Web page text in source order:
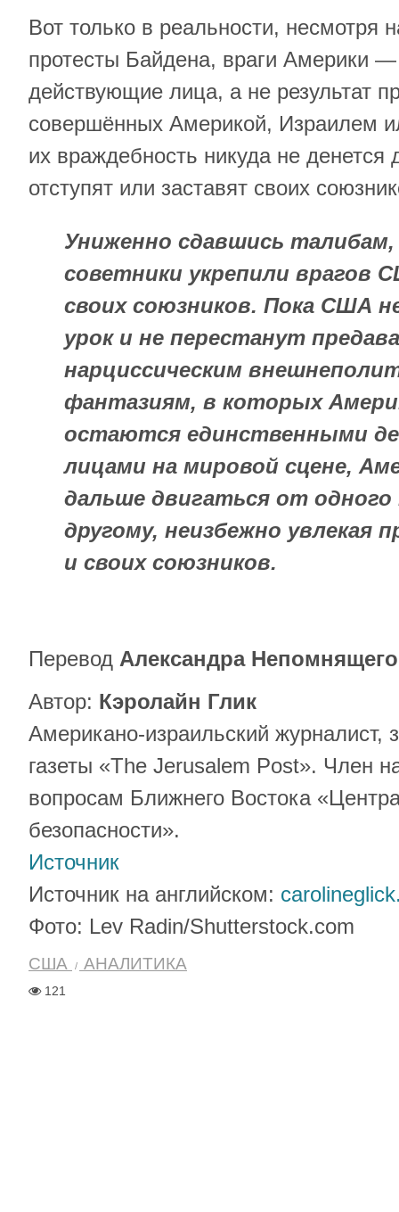
Вот только в реальности, несмотря
протесты Байдена, враги Америки
действующие лица, а не результат
совершённых Америкой, Израилем
их враждебность никуда не
отступят или заставят своих
Униженно сдавшись талибам,
советники укрепили врагов
своих союзников. Пока США
урок и не перестанут
нарциссическим
фантазиям, в которых
остаются единственными
лицами на мировой сцене,
дальше двигаться от одного
другому, неизбежно увлекая
и своих союзников.
Перевод Александра Непомнящего
Автор: Кэролайн Глик​
Американо-израильский журналист,
газеты «The Jerusalem Post». Член
вопросам Ближнего Востока
безопасности».
Источник
Источник на английском:
Фото: Lev Radin/Shutterstock.com
США АНАЛИТИКА
121